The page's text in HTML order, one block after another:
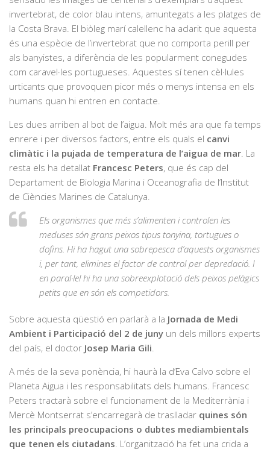
invertebrat, de color blau intens, amuntegats a les platges de
la Costa Brava. El biòleg marí calellenc ha aclarit que aquesta
és una espècie de l’invertebrat que no comporta perill per
als banyistes, a diferència de les popularment conegudes
com caravel·les portugueses. Aquestes sí tenen cèl·lules
urticants que provoquen picor més o menys intensa en els
humans quan hi entren en contacte.
Les dues arriben al bot de l’aigua. Molt més ara que fa temps
enrere i per diversos factors, entre els quals el canvi
climàtic i la pujada de temperatura de l’aigua de mar . La
resta els ha detallat Francesc Peters, que és cap del
Departament de Biologia Marina i Oceanografia de l’Institut
de Ciències Marines de Catalunya.
Els organismes que més s’alimenten i controlen les
meduses són grans peixos tipus tonyina, tortugues o
dofins. Hi ha hagut una sobrepesca d’aquests organismes
i, per tant, elimines el factor de control per depredació. I
en paral·lel hi ha una sobreexplotació dels peixos pelàgics
petits que en són els competidors.
Sobre aquesta qüestió en parlarà a la Jornada de Medi
Ambient i Participació del 2 de juny un dels millors experts
del país, el doctor Josep Maria Gili
A més de la seva ponència, hi haurà la d’Eva Calvo sobre el
Planeta Aigua i les responsabilitats dels humans. Francesc
Peters tractarà sobre el funcionament de la Mediterrània i
Mercè Montserrat s’encarregarà de traslladar quines són
les principals preocupacions o dubtes mediambientals
que tenen els ciutadans . L’organització ha fet una crida a